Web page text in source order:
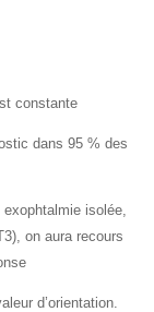
constante
dans 95 % des
isolée,
on aura recours
d’orientation.